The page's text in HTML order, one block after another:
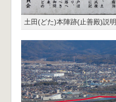
土田(どた)本陣跡(止善殿)説明